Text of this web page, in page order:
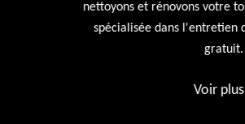
votre toiture avec nos produits
dans l'entretien de votre toiture devis